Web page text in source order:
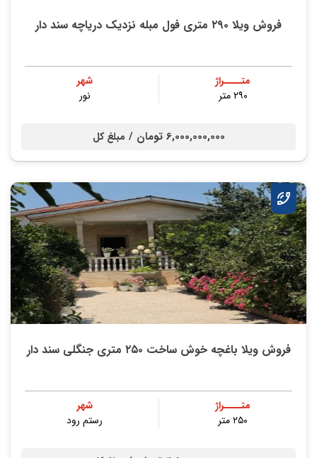
فروش ویلا ۲۹۰ متری فول مبله نزدیک دریاچه سند دار
متــــراژ
۲۹۰ متر
شهر
نور
6,000,000,000 تومان / مبلغ کل
فروش ویلا باغچه خوش ساخت ۲۵۰ متری جنگلی سند دار
متــــراژ
۲۵۰ متر
شهر
رستم رود